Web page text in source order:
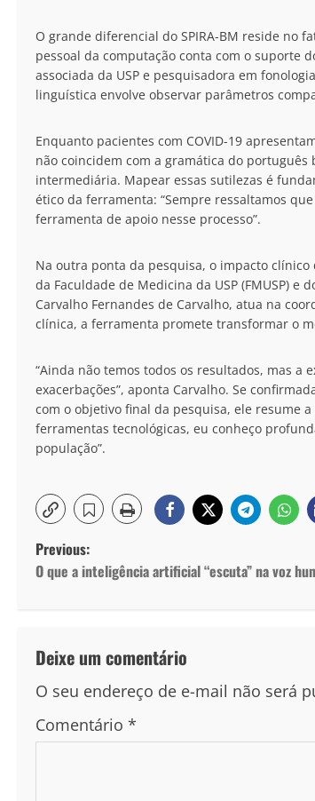
O grande diferencial do SPIRA-BM reside no
pessoal da computação conta com o suporte
associada da USP e pesquisadora em
linguística envolve observar parâmetros
Enquanto pacientes com COVID-19
não coincidem com a gramática do português
intermediária. Mapear essas sutilezas é
ético da ferramenta: “Sempre ressaltamos
ferramenta de apoio nesse processo”.
Na outra ponta da pesquisa, o impacto
da Faculdade de Medicina da USP (FMUSP) e
Carvalho Fernandes de Carvalho, atua na
clínica, a ferramenta promete transformar o
“Ainda não temos todos os resultados, mas
exacerbações”, aponta Carvalho. Se
com o objetivo final da pesquisa, ele resume
ferramentas tecnológicas, eu conheço
população”.
Previous:
O que a inteligência artificial “escuta” na voz
Deixe um comentário
O seu endereço de e-mail não será
Comentário *